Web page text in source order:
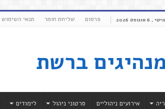
אוגוסט 2026 פרסום שליחת חומר תנאי השימוש
אירועים ניהוליים סרטוני ניהול לימודים